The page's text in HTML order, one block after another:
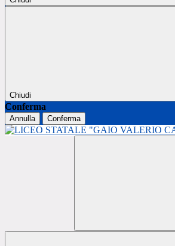
Chiudi
Conferma
Annulla Conferma